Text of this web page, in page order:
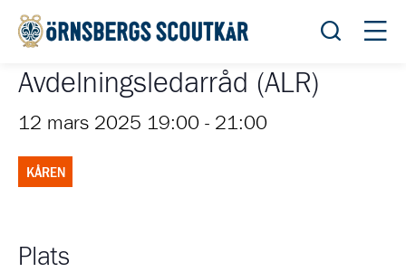
Öppna
Avdelningsledarråd (ALR)
12 mars 2025 19:00 - 21:00
KÅREN
Plats